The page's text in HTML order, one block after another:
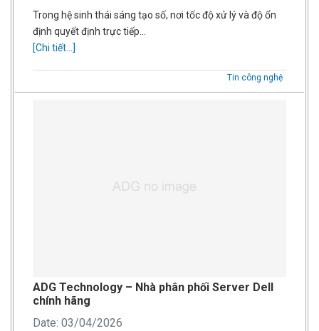
Trong hệ sinh thái sáng tạo số, nơi tốc độ xử lý và độ ổn
định quyết định trực tiếp…
[Chi tiết...]
Tin công nghệ
ADG Technology – Nhà phân phối Server Dell
chính hãng
Date: 03/04/2026